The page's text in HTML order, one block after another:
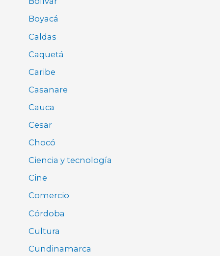
Boyacá
Caldas
Caquetá
Caribe
Casanare
Cauca
Cesar
Chocó
Ciencia y tecnología
Cine
Comercio
Córdoba
Cultura
Cundinamarca